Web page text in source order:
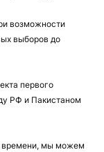
возможности
выборов до
первого
РФ и Пакистаном
времени, мы можем